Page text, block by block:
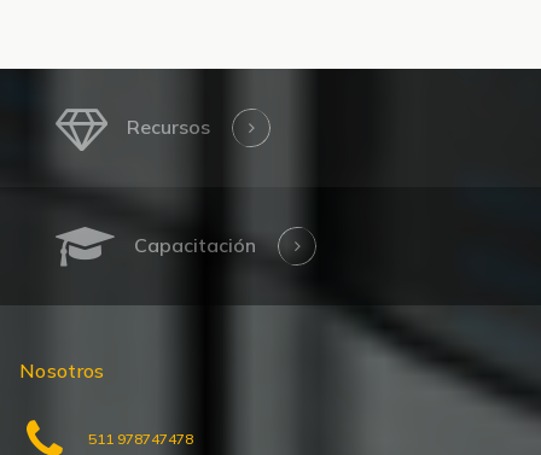
Recursos
Capacitación
Nosotros
511 978747478